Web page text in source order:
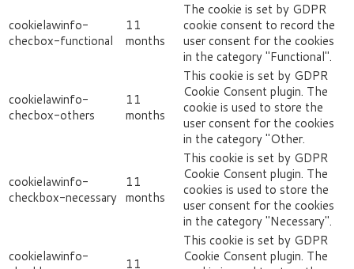
cookielawinfo-
checbox-functional
11
months
The cookie is set by GDPR
cookie consent to record the
user consent for the cookies
in the category "Functional".
cookielawinfo-
checbox-others
11
months
This cookie is set by GDPR
Cookie Consent plugin. The
cookie is used to store the
user consent for the cookies
in the category "Other.
cookielawinfo-
checkbox-necessary
11
months
This cookie is set by GDPR
Cookie Consent plugin. The
cookies is used to store the
user consent for the cookies
in the category "Necessary".
cookielawinfo-
11
This cookie is set by GDPR
Cookie Consent plugin. The